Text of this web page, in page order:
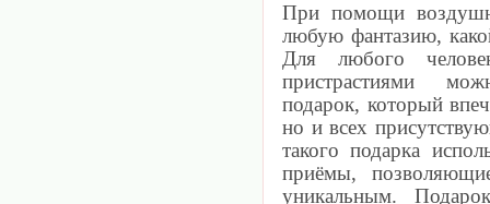
При помощи
любую фантазию,
Для любого
пристрастиями
подарок, который
но и всех
такого подарка
приёмы,
уникальным.